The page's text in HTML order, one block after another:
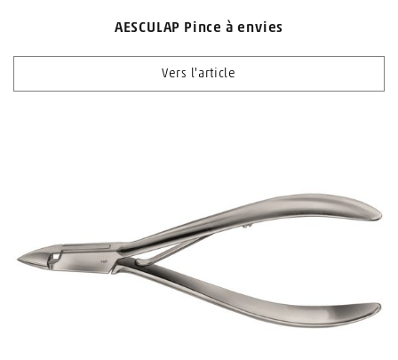
AESCULAP Pince à envies
Vers l'article